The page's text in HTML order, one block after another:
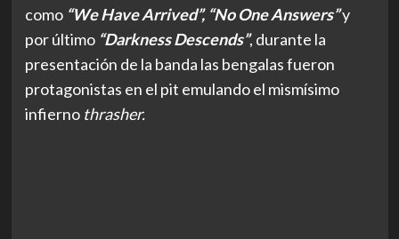
como “We Have Arrived”, “No One Answers”y
por último “Darkness Descends”, durante la
presentación de la banda las bengalas fueron
protagonistas en el pit emulando el mismísimo
infierno thrasher.